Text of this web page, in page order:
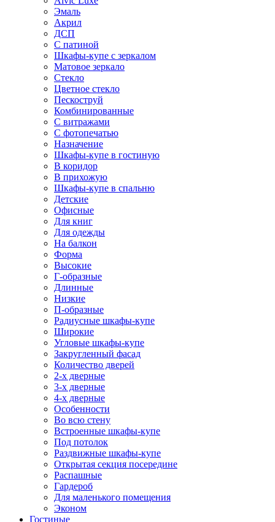
Эмаль
Акрил
ДСП
С патиной
Шкафы-купе с зеркалом
Матовое зеркало
Стекло
Цветное стекло
Пескоструй
Комбинированные
С витражами
С фотопечатью
Назначение
Шкафы-купе в гостиную
В коридор
В прихожую
Шкафы-купе в спальню
Детские
Офисные
Для книг
Для одежды
На балкон
Форма
Высокие
Г-образные
Длинные
Низкие
П-образные
Радиусные шкафы-купе
Широкие
Угловые шкафы-купе
Закругленный фасад
Количество дверей
2-х дверные
3-х дверные
4-х дверные
Особенности
Во всю стену
Встроенные шкафы-купе
Под потолок
Раздвижные шкафы-купе
Открытая секция посередине
Распашные
Гардероб
Для маленького помещения
Эконом
Гостиные